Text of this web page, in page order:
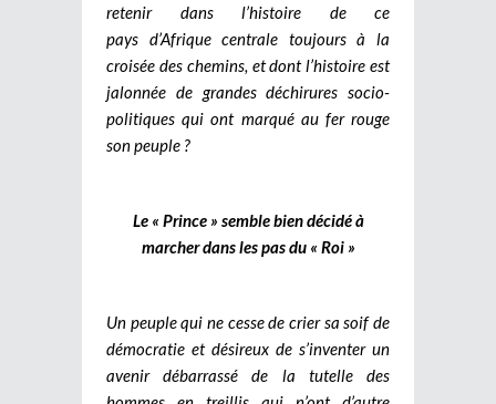
retenir dans l’histoire de ce
pays d’Afrique centrale toujours à la
croisée des chemins, et dont l’histoire est
jalonnée de grandes déchirures socio-
politiques qui ont marqué au fer rouge
son peuple ?
Le « Prince » semble bien décidé à
marcher dans les pas du « Roi »
Un peuple qui ne cesse de crier sa soif de
démocratie et désireux de s’inventer un
avenir débarrassé de la tutelle des